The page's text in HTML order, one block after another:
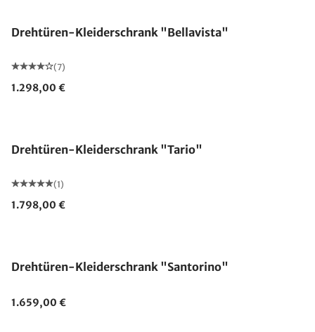
Drehtüren-Kleiderschrank "Bellavista"
(7)
1.298,00 €
Drehtüren-Kleiderschrank "Tario"
(1)
1.798,00 €
Drehtüren-Kleiderschrank "Santorino"
1.659,00 €